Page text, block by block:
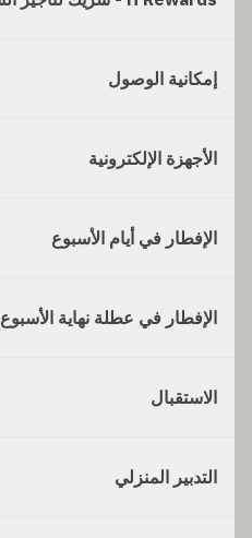
إمكانية الوصول
الأجهزة الإلكترونية
الإفطار في أيام الأسبوع
الإفطار في عطلة نهاية الأسبوع
الاستقبال
التدبير المنزلي